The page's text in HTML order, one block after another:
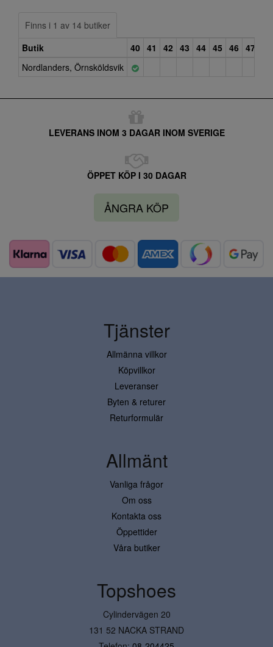
Finns i 1 av 14 butiker
Butik
40 41 42 43 44 45 46 47
Nordlanders, Örnsköldsvik
LEVERANS INOM 3 DAGAR INOM SVERIGE
ÖPPET KÖP I 30 DAGAR
ÅNGRA KÖP
Tjänster
Allmänna villkor
Köpvillkor
Leveranser
Byten & returer
Returformulär
Allmänt
Vanliga frågor
Om oss
Kontakta oss
Öppettider
Våra butiker
Topshoes
Cylindervägen 20
131 52 NACKA STRAND